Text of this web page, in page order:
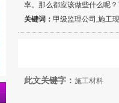
率。那么都应该做些什么呢
关键词： 甲级监理公司,施工
此文关键字： 施工材料